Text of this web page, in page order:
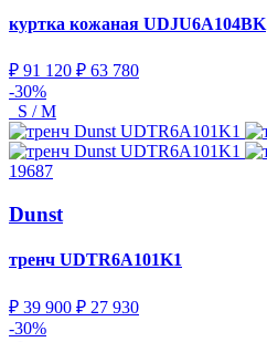
куртка кожаная UDJU6A104BK
₽ 91 120 ₽ 63 780
-30%
S / M
19687
Dunst
тренч UDTR6A101K1
₽ 39 900 ₽ 27 930
-30%